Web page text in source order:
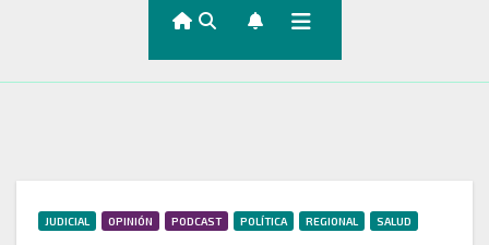
JUDICIAL OPINIÓN PODCAST POLÍTICA REGIONAL SALUD